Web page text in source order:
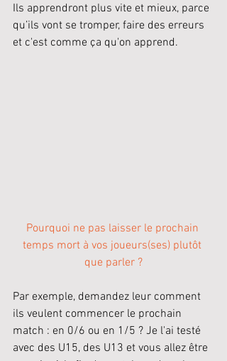
Ils apprendront plus vite et mieux, parce
qu’ils vont se tromper, faire des erreurs
et c'est comme ça qu'on apprend.
Pourquoi ne pas laisser le prochain
temps mort à vos joueurs(ses) plutôt
que parler ?
Par exemple, demandez leur comment
ils veulent commencer le prochain
match : en 0/6 ou en 1/5 ? Je l'ai testé
avec des U15, des U13 et vous allez être